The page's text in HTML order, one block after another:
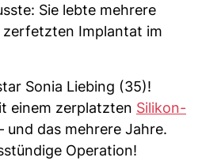
Sie lebte mehrere
zerfetzten Implantat im
Sonia Liebing (35)!
einem zerplatzten Silikon-
und das mehrere Jahre.
Operation!